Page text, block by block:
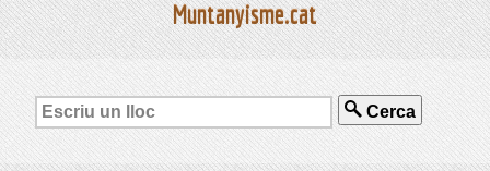
Muntanyisme.cat
Cerca